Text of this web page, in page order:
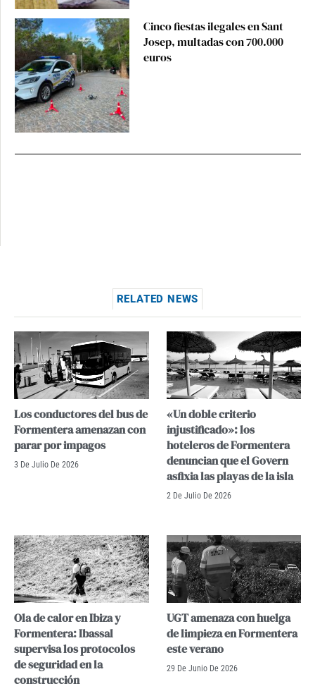
Cinco fiestas ilegales en Sant
Josep, multadas con 700.000
euros
RELATED NEWS
Los conductores del bus de
Formentera amenazan con
parar por impagos
3 De Julio De 2026
«Un doble criterio
injustificado»: los
hoteleros de Formentera
denuncian que el Govern
asfixia las playas de la isla
2 De Julio De 2026
Ola de calor en Ibiza y
Formentera: Ibassal
supervisa los protocolos
de seguridad en la
construcción
UGT amenaza con huelga
de limpieza en Formentera
este verano
29 De Junio De 2026